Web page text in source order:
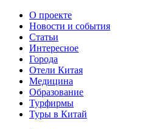
О проекте
Новости и события
Статьи
Интересное
Города
Отели Китая
Медицина
Образование
Турфирмы
Туры в Китай